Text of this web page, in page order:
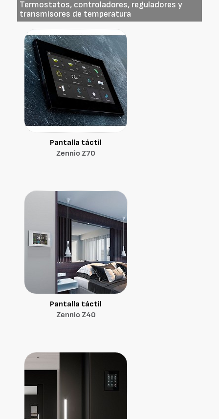
Termostatos, controladores, reguladores y
transmisores de temperatura
Pantalla táctil
Zennio Z70
Pantalla táctil
Zennio Z40